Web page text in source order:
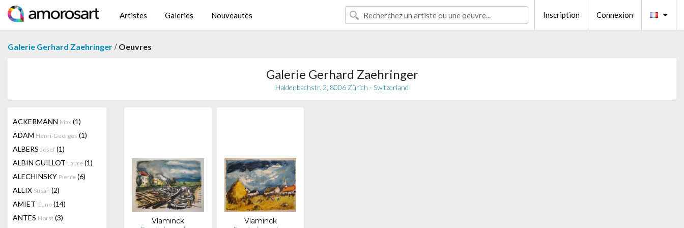
Artistes Galeries Nouveautés Inscription Connexion
Galerie Gerhard Zaehringer / Oeuvres
Galerie Gerhard Zaehringer
Haldenbachstr. 2, 8006 Zürich - Switzerland
ACKERMANN Max (1)
ADAM Henri-Georges (1)
ALBERS Josef (1)
ALBIN GUILLOT Laure (1)
ALECHINSKY Pierre (6)
ALLIX Susan (2)
AMIET Cuno (14)
ANTES Horst (3)
Vlaminck Vlaminck